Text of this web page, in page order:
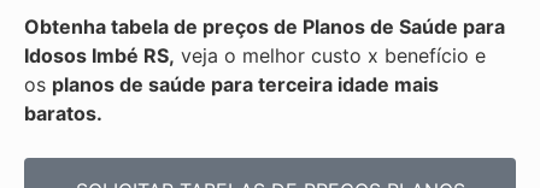
Obtenha tabela de preços de Planos de Saúde para
Idosos Imbé RS, veja o melhor custo x benefício e
os planos de saúde para terceira idade mais
baratos.